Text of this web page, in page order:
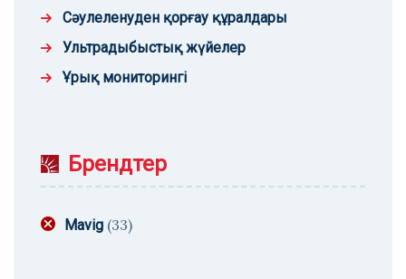
Сәулеленуден қорғау құралдары
Ультрадыбыстық жүйелер
Ұрық мониторингі
Брендтер
Mavig (33)